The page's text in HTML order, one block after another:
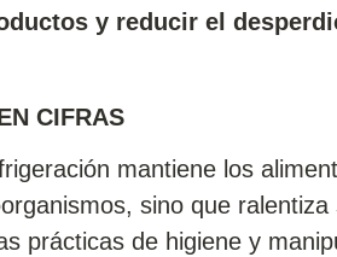
y reducir el
CIFRAS
mantiene los
sino que
prácticas de higiene y